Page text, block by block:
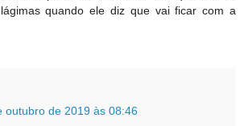
quando ele diz que vai ficar com a
outubro de 2019 às 08:46